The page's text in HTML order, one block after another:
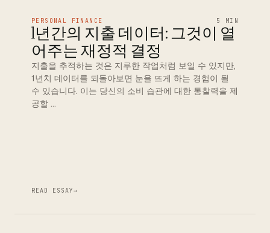
PERSONAL FINANCE 5 MIN
1년간의 지출 데이터: 그것이 열
어주는 재정적 결정
지출을 추적하는 것은 지루한 작업처럼 보일 수 있지만,
1년치 데이터를 되돌아보면 눈을 뜨게 하는 경험이 될
수 있습니다. 이는 당신의 소비 습관에 대한 통찰력을 제
공할 …
READ ESSAY→